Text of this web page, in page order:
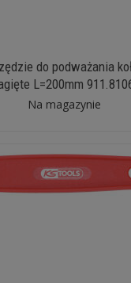
do podważania
L=200mm
Na magazynie